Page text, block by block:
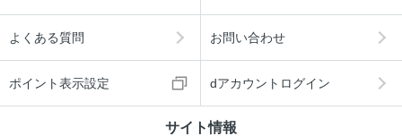
よくある質問 お問い合わせ
ポイント表示設定 dアカウントログイン
サイト情報